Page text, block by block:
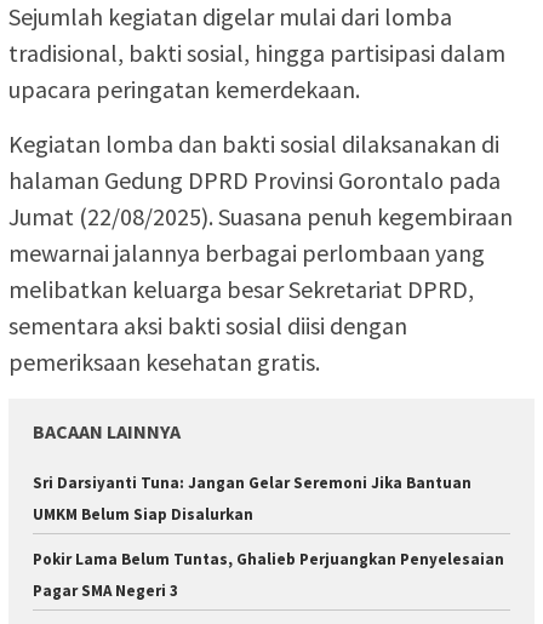
Sejumlah kegiatan digelar mulai dari lomba
tradisional, bakti sosial, hingga partisipasi dalam
upacara peringatan kemerdekaan.
Kegiatan lomba dan bakti sosial dilaksanakan di
halaman Gedung DPRD Provinsi Gorontalo pada
Jumat (22/08/2025). Suasana penuh kegembiraan
mewarnai jalannya berbagai perlombaan yang
melibatkan keluarga besar Sekretariat DPRD,
sementara aksi bakti sosial diisi dengan
pemeriksaan kesehatan gratis.
BACAAN LAINNYA
Sri Darsiyanti Tuna: Jangan Gelar Seremoni Jika Bantuan
UMKM Belum Siap Disalurkan
Pokir Lama Belum Tuntas, Ghalieb Perjuangkan Penyelesaian
Pagar SMA Negeri 3